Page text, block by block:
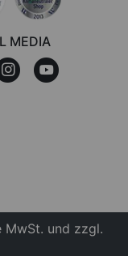
MEDIA
MwSt. und zzgl.